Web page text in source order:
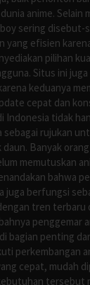
anime. Selain
sering disebut-
yang efisien
pilihan
Situs ini
keduanya
cepat dan
Indonesia tidak
rujukan
daun. Banyak
memutuskan
bahwa
berfungsi
tren terbaru
penggemar
bagian penting
perkembangan
cepat, mudah
tersebut